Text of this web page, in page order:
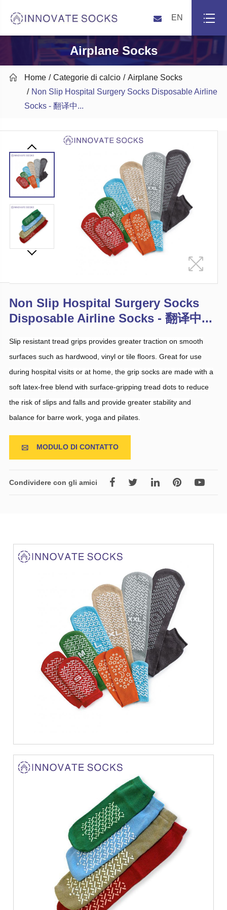
EN
Airplane Socks
 Home Categorie di calcio
Airplane Socks
Non Slip Hospital Surgery Socks Disposable Airline
Socks - 翻译中...
Non Slip Hospital Surgery Socks
Disposable Airline Socks - 翻译中...
Slip resistant tread grips provides greater traction on smooth
surfaces such as hardwood, vinyl or tile floors. Great for use
during hospital visits or at home, the grip socks are made with a
soft latex-free blend with surface-gripping tread dots to reduce
the risk of slips and falls and provide greater stability and
balance for barre work, yoga and pilates.
 MODULO DI CONTATTO
Condividere con gli amici